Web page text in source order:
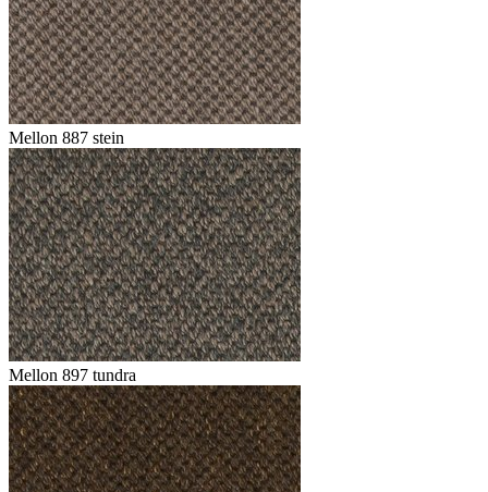
Mellon 887 stein
Mellon 897 tundra